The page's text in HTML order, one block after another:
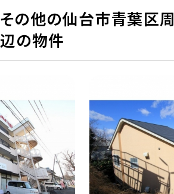
その他の仙台市青葉区周
辺の物件